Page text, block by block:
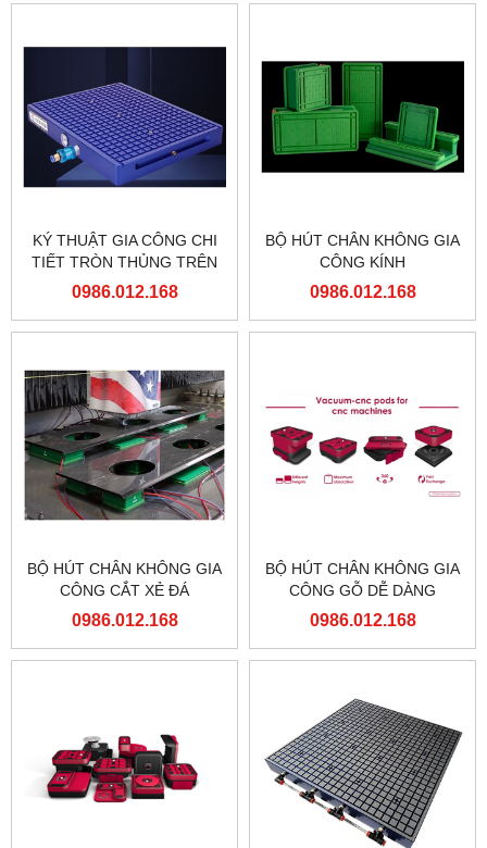
KÝ THUẬT GIA CÔNG CHI
TIẾT TRÒN THỦNG TRÊN
BÁN HÚT Ô CỜ HÌNH
0986.012.168
BỘ HÚT CHÂN KHÔNG GIA
CÔNG KÍNH
0986.012.168
BỘ HÚT CHÂN KHÔNG GIA
CÔNG CẮT XẺ ĐÁ
0986.012.168
BỘ HÚT CHÂN KHÔNG GIA
CÔNG GỖ DỄ DÀNG
NHANH CHÓNG
0986.012.168